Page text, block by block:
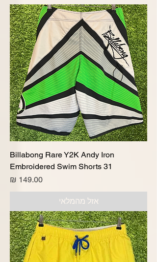
Billabong Rare Y2K Andy Iron
Embroidered Swim Shorts 31
מחיר
אזל מהמלאי